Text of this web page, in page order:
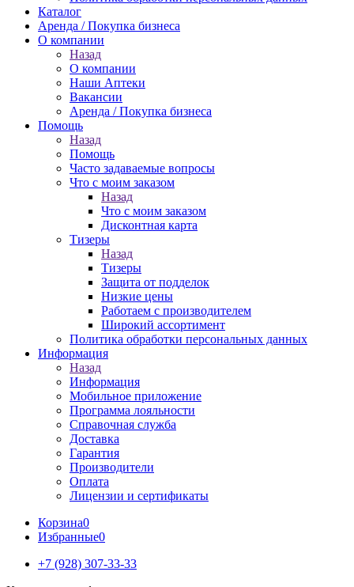
Каталог
Аренда / Покупка бизнеса
О компании
Назад
О компании
Наши Аптеки
Вакансии
Аренда / Покупка бизнеса
Помощь
Назад
Помощь
Часто задаваемые вопросы
Что с моим заказом
Назад
Что с моим заказом
Дисконтная карта
Тизеры
Назад
Тизеры
Защита от подделок
Низкие цены
Работаем с производителем
Широкий ассортимент
Политика обработки персональных данных
Информация
Назад
Информация
Мобильное приложение
Программа лояльности
Справочная служба
Доставка
Гарантия
Производители
Оплата
Лицензии и сертификаты
Корзина0
Избранные0
+7 (928) 307-33-33